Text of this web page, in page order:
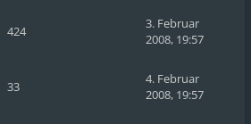
424
3. Februar
2008, 19:57
33
4. Februar
2008, 19:57